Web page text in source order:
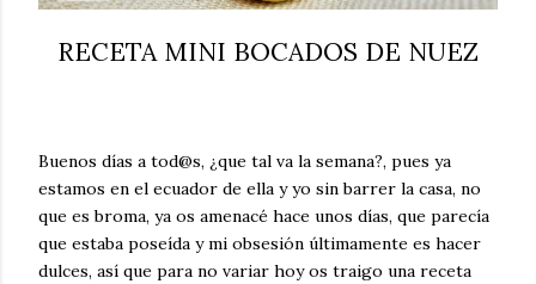
RECETA MINI BOCADOS DE NUEZ
Buenos días a tod@s, ¿que tal va la semana?, pues ya
estamos en el ecuador de ella y yo sin barrer la casa, no
que es broma, ya os amenacé hace unos días, que parecía
que estaba poseída y mi obsesión últimamente es hacer
dulces, así que para no variar hoy os traigo una receta